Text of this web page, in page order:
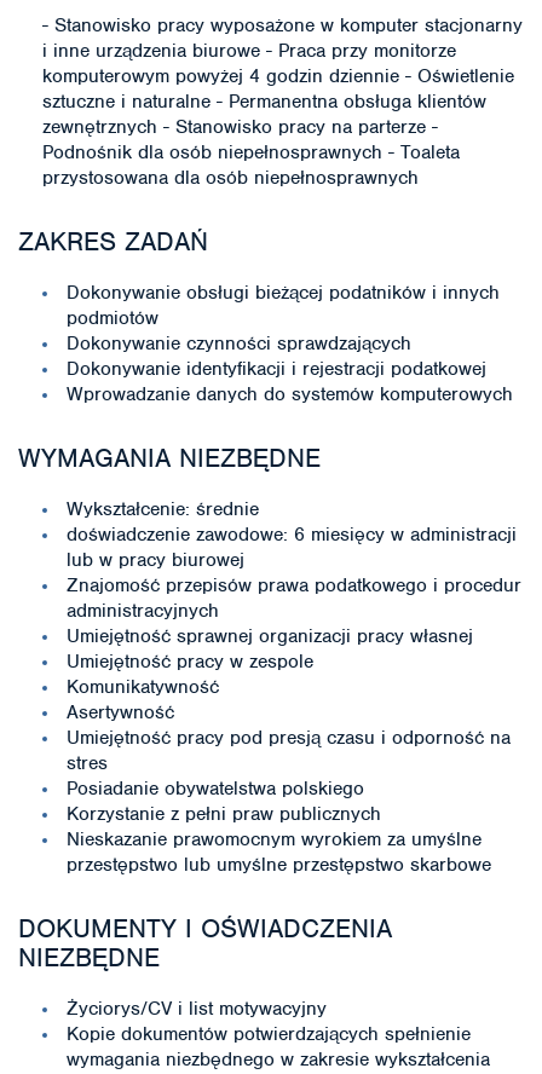
- Stanowisko pracy wyposażone w komputer stacjonarny
i inne urządzenia biurowe - Praca przy monitorze
komputerowym powyżej 4 godzin dziennie - Oświetlenie
sztuczne i naturalne - Permanentna obsługa klientów
zewnętrznych - Stanowisko pracy na parterze -
Podnośnik dla osób niepełnosprawnych - Toaleta
przystosowana dla osób niepełnosprawnych
ZAKRES ZADAŃ
Dokonywanie obsługi bieżącej podatników i innych
podmiotów
Dokonywanie czynności sprawdzających
Dokonywanie identyfikacji i rejestracji podatkowej
Wprowadzanie danych do systemów komputerowych
WYMAGANIA NIEZBĘDNE
Wykształcenie: średnie
doświadczenie zawodowe: 6 miesięcy w administracji
lub w pracy biurowej
Znajomość przepisów prawa podatkowego i procedur
administracyjnych
Umiejętność sprawnej organizacji pracy własnej
Umiejętność pracy w zespole
Komunikatywność
Asertywność
Umiejętność pracy pod presją czasu i odporność na
stres
Posiadanie obywatelstwa polskiego
Korzystanie z pełni praw publicznych
Nieskazanie prawomocnym wyrokiem za umyślne
przestępstwo lub umyślne przestępstwo skarbowe
DOKUMENTY I OŚWIADCZENIA
NIEZBĘDNE
Życiorys/CV i list motywacyjny
Kopie dokumentów potwierdzających spełnienie
wymagania niezbędnego w zakresie wykształcenia